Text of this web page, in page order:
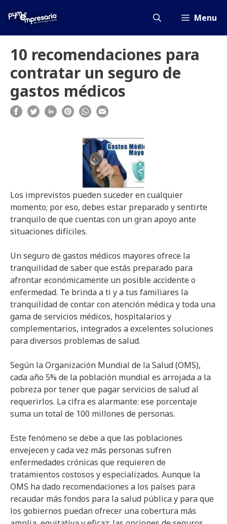
Menu
10 recomendaciones para
contratar un seguro de
gastos médicos
Los imprevistos pueden suceder en cualquier
momento; por eso, debes estar preparado y sentirte
tranquilo de que cuentas con un gran apoyo ante
situaciones difíciles.
Un seguro de gastos médicos mayores ofrece la
tranquilidad de saber que estás preparado para
afrontar económicamente un posible accidente o
enfermedad. Te brinda a ti y a tus familiares la
tranquilidad de contar con atención médica y toda una
gama de servicios médicos, hospitalarios y
complementarios, integrados a excelentes soluciones
para diversos problemas de salud.
Según la Organización Mundial de la Salud (OMS),
cada año 5% de la población mundial es arrojada a la
pobreza por tener que pagar servicios de salud al
requerirlos. La cifra es alarmante: ese porcentaje
suma un total de 100 millones de personas.
Este fenómeno se debe a que las poblaciones
envejecen y cada vez más personas sufren
enfermedades crónicas que requieren de
tratamientos costosos y especializados. Aunque la
OMS ha dado recomendaciones a los países para
recaudar más fondos para la salud pública y para que
los gobiernos puedan ofrecer una cobertura más